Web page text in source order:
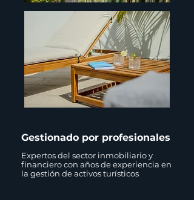
Gestionado por profesionales
Expertos del sector inmobiliario y
financiero con años de experiencia en
la gestión de activos turísticos